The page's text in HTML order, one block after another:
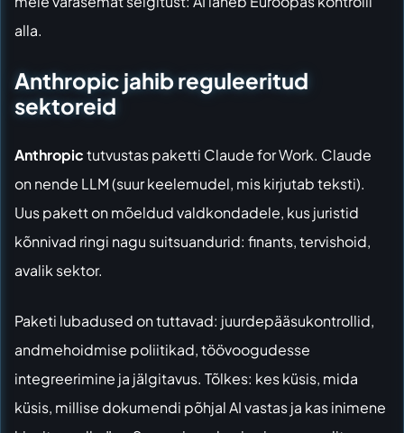
alla.
Anthropic jahib reguleeritud
sektoreid
Anthropictutvustas paketti Claude for Work. Claude
on nende LLM (suur keelemudel, mis kirjutab teksti).
Uus pakett on mõeldud valdkondadele, kus juristid
kõnnivad ringi nagu suitsuandurid: finants, tervishoid,
avalik sektor.
Paketi lubadused on tuttavad: juurdepääsukontrollid,
andmehoidmise poliitikad, töövoogudesse
integreerimine ja jälgitavus. Tõlkes: kes küsis, mida
küsis, millise dokumendi põhjal AI vastas ja kas inimene